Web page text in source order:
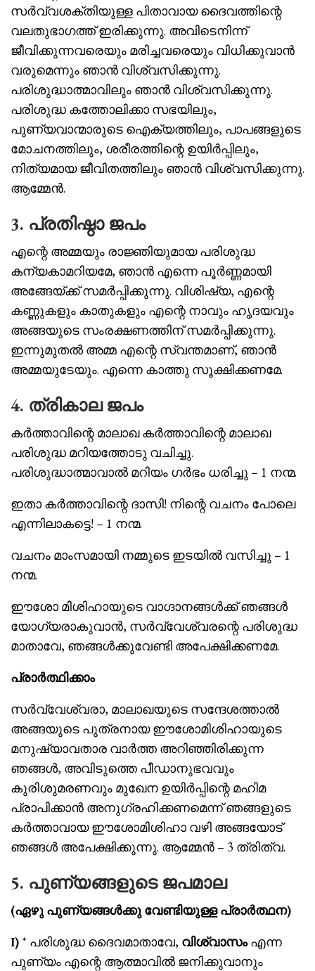
സർവ്വശക്തിയുള്ള പിതാവായ ദൈവത്തിന്റെ
വലതുഭാഗത്ത് ഇരിക്കുന്നു. അവിടെനിന്ന്
ജീവിക്കുന്നവരെയും മരിച്ചവരെയും വിധിക്കുവാൻ
വരുമെന്നും ഞാൻ വിശ്വസിക്കുന്നു.
പരിശുദ്ധാത്മാവിലും ഞാൻ വിശ്വസിക്കുന്നു.
പരിശുദ്ധ കത്തോലിക്കാ സഭയിലും,
പുണ്യവാന്മാരുടെ ഐക്യത്തിലും, പാപങ്ങളുടെ
മോചനത്തിലും, ശരീരത്തിന്റെ ഉയിർപ്പിലും,
നിത്യമായ ജീവിതത്തിലും ഞാൻ വിശ്വസിക്കുന്നു.
ആമ്മേൻ.
3. പ്രതിഷ്ഠാ ജപം
എന്റെ അമ്മയും രാജ്ഞിയുമായ പരിശുദ്ധ
കന്യകാമറിയമേ, ഞാൻ എന്നെ പൂർണ്ണമായി
അങ്ങേയ്ക്ക് സമർപ്പിക്കുന്നു. വിശിഷ്യ, എന്റെ
കണ്ണുകളും കാതുകളും എന്റെ നാവും ഹൃദയവും
അങ്ങയുടെ സംരക്ഷണത്തിന് സമർപ്പിക്കുന്നു.
ഇന്നുമുതൽ അമ്മ എന്റെ സ്വന്തമാണ്, ഞാൻ
അമ്മയുടേയും. എന്നെ കാത്തു സൂക്ഷിക്കണമേ.
4. ത്രികാല ജപം
കർത്താവിന്റെ മാലാഖ കർത്താവിന്റെ മാലാഖ
പരിശുദ്ധ മറിയത്തോടു വചിച്ചു.
പരിശുദ്ധാത്മാവാൽ മറിയം ഗർഭം ധരിച്ചു – 1 നന്മ.
ഇതാ കർത്താവിന്റെ ദാസി! നിന്റെ വചനം പോലെ
എന്നിലാകട്ടെ! – 1 നന്മ.
വചനം മാംസമായി നമ്മുടെ ഇടയിൽ വസിച്ചു – 1
നന്മ.
ഈശോ മിശിഹായുടെ വാഗ്ദാനങ്ങൾക്ക് ഞങ്ങൾ
യോഗ്യരാകുവാൻ, സർവ്വേശ്വരന്റെ പരിശുദ്ധ
മാതാവേ, ഞങ്ങൾക്കുവേണ്ടി അപേക്ഷിക്കണമേ.
പ്രാർത്ഥിക്കാം
സർവ്വേശ്വരാ, മാലാഖയുടെ സന്ദേശത്താൽ
അങ്ങയുടെ പുത്രനായ ഈശോമിശിഹായുടെ
മനുഷ്യാവതാര വാർത്ത അറിഞ്ഞിരിക്കുന്ന
ഞങ്ങൾ, അവിടുത്തെ പീഡാനുഭവവും
കുരിശുമരണവും മുഖേന ഉയിർപ്പിന്റെ മഹിമ
പ്രാപിക്കാൻ അനുഗ്രഹിക്കണമെന്ന് ഞങ്ങളുടെ
കർത്താവായ ഈശോമിശിഹാ വഴി അങ്ങയോട്
ഞങ്ങൾ അപേക്ഷിക്കുന്നു. ആമ്മേൻ – 3 ത്രിത്വ.
5. പുണ്യങ്ങളുടെ ജപമാല
(ഏഴു പുണ്യങ്ങൾക്കു വേണ്ടിയുള്ള പ്രാർത്ഥന)
I) * പരിശുദ്ധ ദൈവമാതാവേ, വിശ്വാസംഎന്ന
പുണ്യം എന്റെ ആത്മാവിൽ ജനിക്കുവാനും